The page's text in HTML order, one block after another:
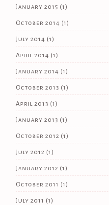
January 2015 (1)
October 2014 (1)
July 2014 (1)
April 2014 (1)
January 2014 (1)
October 2013 (1)
April 2013 (1)
January 2013 (1)
October 2012 (1)
July 2012 (1)
January 2012 (1)
October 2011 (1)
July 2011 (1)